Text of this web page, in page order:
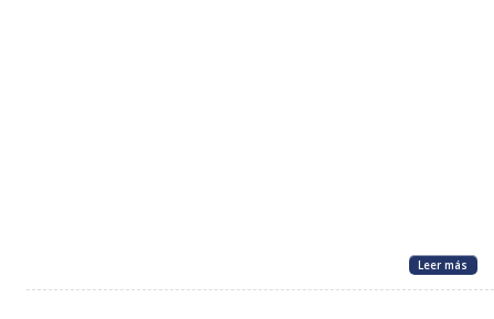
Leer más